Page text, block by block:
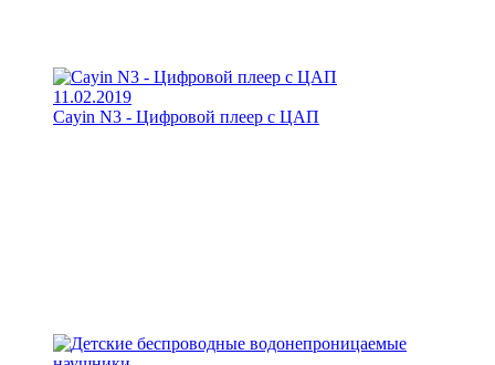
11.02.2019
Cayin N3 - Цифровой плеер с ЦАП